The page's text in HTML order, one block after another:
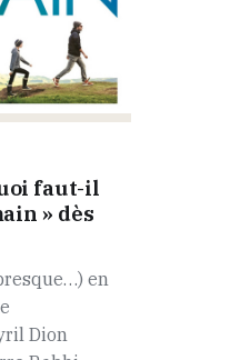
faut-il
» dès
en
Dion